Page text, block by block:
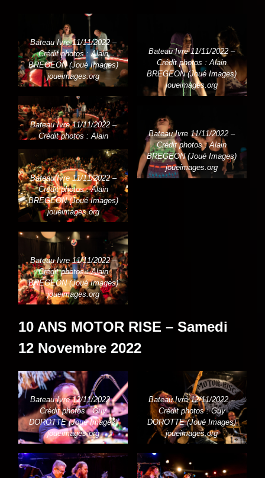
Bateau Ivre 11/11/2022 –
Crédit photos : Alain
BREGEON (Joué Images)
joueimages.org
Bateau Ivre 11/11/2022 –
Crédit photos : Alain
joueimages.org
Bateau Ivre 11/11/2022 –
Crédit photos : Alain
BREGEON (Joué Images)
joueimages.org
Bateau Ivre 11/11/2022 –
Crédit photos : Alain
BREGEON (Joué Images)
joueimages.org
Bateau Ivre 11/11/2022 –
Crédit photos : Alain
BREGEON (Joué Images)
joueimages.org
Bateau Ivre 11/11/2022 –
Crédit photos : Alain
BREGEON (Joué Images)
joueimages.org
10 ANS MOTOR RISE – Samedi
12 Novembre 2022
Bateau Ivre 12/11/2022 –
Crédit photos : Guy
DOROTTE (Joué Images)
joueimages.org
Bateau Ivre 12/11/2022 –
Crédit photos : Guy
DOROTTE (Joué Images)
joueimages.org